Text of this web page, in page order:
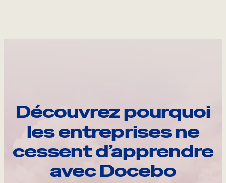
Découvrez pourquoi
les entreprises ne
cessent d’apprendre
avec Docebo